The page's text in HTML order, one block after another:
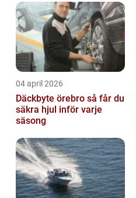
04 april 2026
Däckbyte örebro så får du
säkra hjul inför varje
säsong